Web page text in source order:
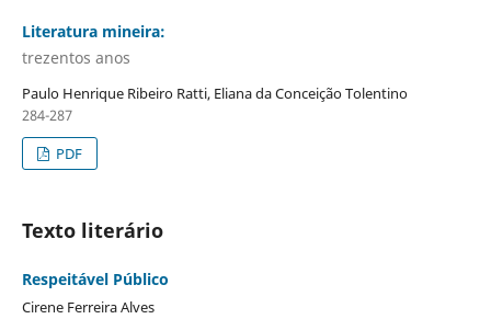
Literatura mineira:
trezentos anos
Paulo Henrique Ribeiro Ratti, Eliana da Conceição Tolentino
284-287
PDF
Texto literário
Respeitável Público
Cirene Ferreira Alves